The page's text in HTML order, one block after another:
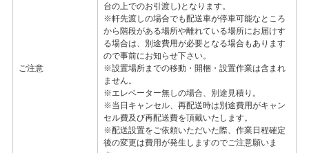
ご注意
台の上でのお引渡し)となります。
※軒先渡しの場合でも配送車が停車可能なところ
から階段がある場所や離れている場所にお届けす
る場合は、別途費用が必要となる場合もあります
ので事前にお知らせ下さい。
※設置場所までの移動・開梱・設置作業は含まれ
ません。
※エレベーター無しの場合、別途見積り。
※当日キャンセル、再配送時は別途費用がキャン
セル費及び再配送費を頂戴いたします。
※配送設置をご依頼いただいた際、作業日程確定
後の変更は費用が発生しますのでご注意願いま